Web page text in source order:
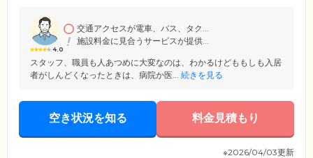
4.0
交通アクセスが電車、バス、タク...
施設料金に見合うサービスが提供...
スタッフ、職員も人あつめに大変なのは、わかるけどももしも入居
者がしんどくなったときは、病院か医... 続きを見る
空き状況を知る 料金見積もり
※2026/04/03更新